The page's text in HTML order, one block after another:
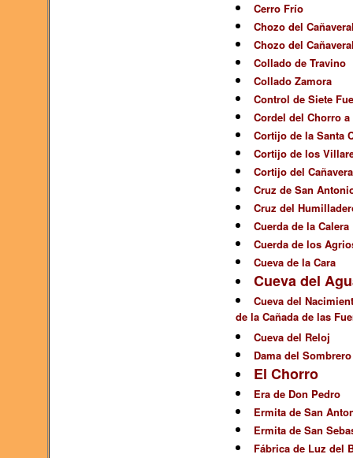
Cerro Frío
Chozo del
Chozo del
Collado de Travino
Collado Zamora
Control de Siete
Cordel del Chorro a
Cortijo de la Santa
Cortijo de los
Cortijo del
Cruz de San
Cruz del
Cuerda de la Calera
Cuerda de los
Cueva de la Cara
Cueva del
Cueva del
de la Cañada de las
Cueva del Reloj
Dama del Sombrero
El Chorro
Era de Don Pedro
Ermita de San
Ermita de San
Fábrica de Luz del